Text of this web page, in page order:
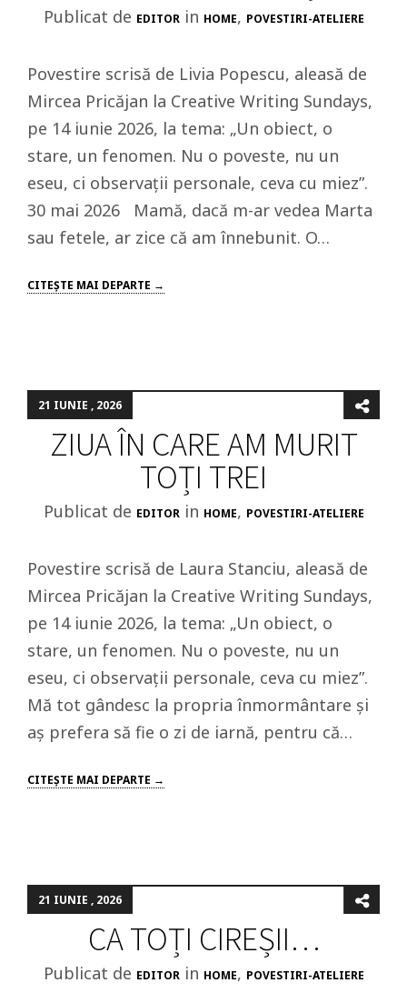
Publicat de EDITOR in HOME, POVESTIRI-ATELIERE
Povestire scrisă de Livia Popescu, aleasă de
Mircea Pricăjan la Creative Writing Sundays,
pe 14 iunie 2026, la tema: „Un obiect, o
stare, un fenomen. Nu o poveste, nu un
eseu, ci observații personale, ceva cu miez”.
30 mai 2026 Mamă, dacă m-ar vedea Marta
sau fetele, ar zice că am înnebunit. O…
CITEŞTE MAI DEPARTE →
21 IUNIE , 2026
ZIUA ÎN CARE AM MURIT
TOȚI TREI
Publicat de EDITOR in HOME, POVESTIRI-ATELIERE
Povestire scrisă de Laura Stanciu, aleasă de
Mircea Pricăjan la Creative Writing Sundays,
pe 14 iunie 2026, la tema: „Un obiect, o
stare, un fenomen. Nu o poveste, nu un
eseu, ci observații personale, ceva cu miez”.
Mă tot gândesc la propria înmormântare și
aș prefera să fie o zi de iarnă, pentru că…
CITEŞTE MAI DEPARTE →
21 IUNIE , 2026
CA TOȚI CIREȘII…
Publicat de EDITOR in HOME, POVESTIRI-ATELIERE